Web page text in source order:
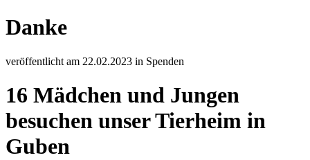
Danke
veröffentlicht am 22.02.2023 in Spenden
16 Mädchen und Jungen
besuchen unser Tierheim in
Guben